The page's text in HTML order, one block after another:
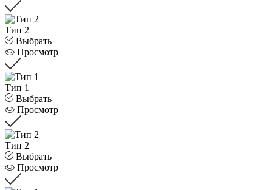
Тип 2
Выбрать
Просмотр
Тип 1
Выбрать
Просмотр
Тип 2
Выбрать
Просмотр